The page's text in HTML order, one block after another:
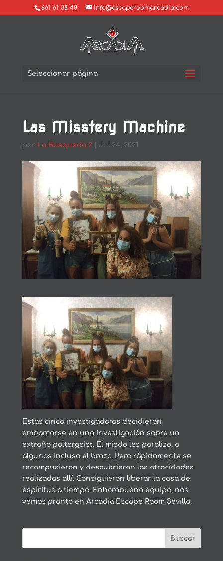
661 61 38 48 info@escaperoomarcadia.com
Seleccionar página
Las Misstery Machine
por La Busqueda 2| Jul 24, 2021
Estas cinco investigadoras decidieron
embarcarse en una investigación sobre un
extraño poltergeist. El miedo les paralizo, a
algunos incluso el brazo. Pero rápidamente se
recompusieron y descubrieron las atrocidades
realizadas allí. Consiguieron liberar la casa de
espíritus a tiempo. Enhorabuena equipo, nos
vemos pronto en Arcadia Escape Room Sevilla.